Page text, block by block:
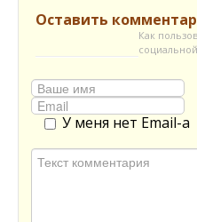
Оставить
Как
У меня нет Email-а